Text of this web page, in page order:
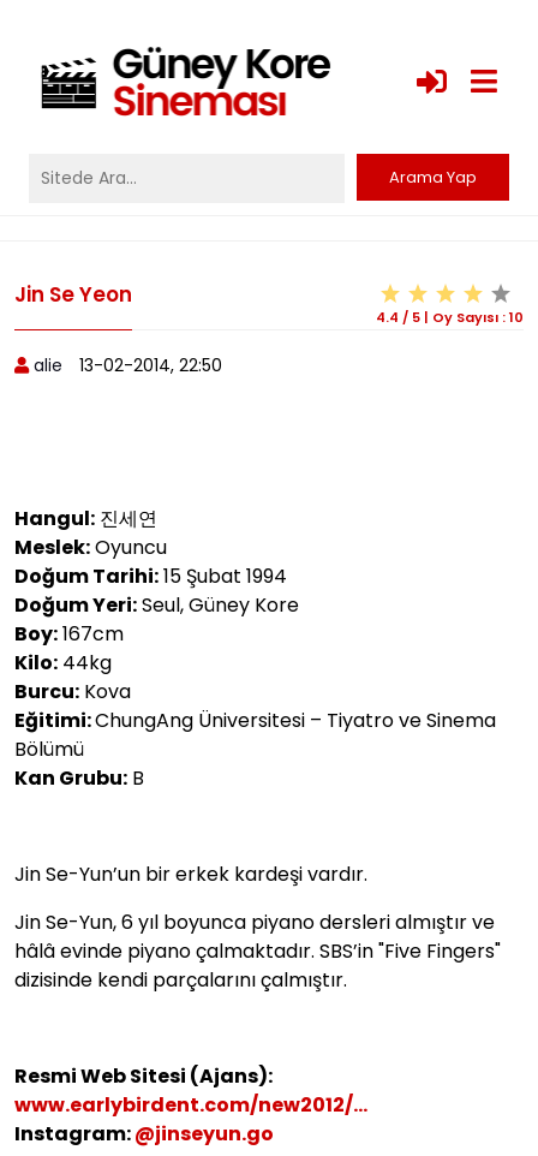
Jin Se Yeon
4.4 / 5 | Oy Sayısı :10
alie 13-02-2014, 22:50
Hangul: 진세연
Meslek:Oyuncu
Doğum Tarihi:15 Şubat 1994
Doğum Yeri:Seul, Güney Kore
Boy:167cm
Kilo: 44kg
Burcu: Kova
Eğitimi:ChungAng Üniversitesi – Tiyatro ve Sinema
Bölümü
Kan Grubu: B
Jin Se-Yun’un bir erkek kardeşi vardır.
Jin Se-Yun, 6 yıl boyunca piyano dersleri almıştır ve
hâlâ evinde piyano çalmaktadır. SBS’in "Five Fingers"
dizisinde kendi parçalarını çalmıştır.
Resmi Web Sitesi (Ajans):
www.earlybirdent.com/new2012/...
Instagram:@jinseyun.go